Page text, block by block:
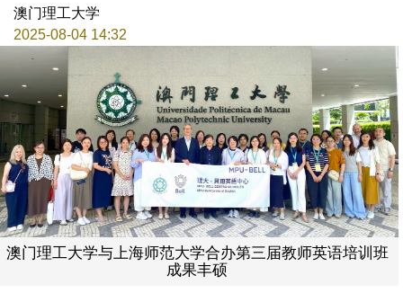
澳门理工大学
2025-08-04 14:32
澳门理工大学与上海师范大学合办第三届教师英语培训班
成果丰硕